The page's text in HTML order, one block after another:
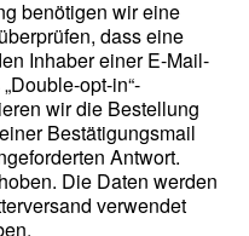
benötigen wir eine
dass eine
Inhaber einer E-Mail-
opt-in“-
wir die Bestellung
Bestätigungsmail
Antwort.
Die Daten werden
verwendet